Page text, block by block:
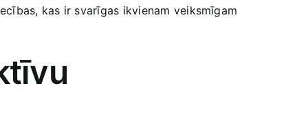
kas ir svarīgas ikvienam veiksmīgam